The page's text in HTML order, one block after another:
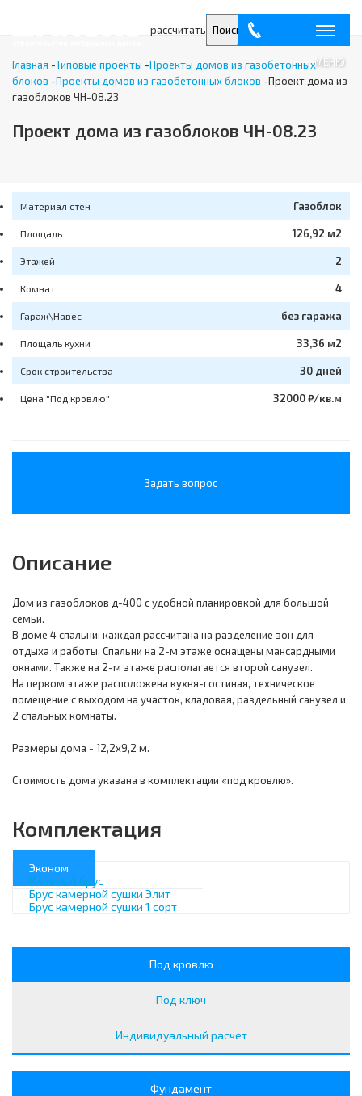
рассчитать
МЕНЮ
Поиск
Главная -Типовые проекты -Проекты домов из газобетонных
блоков -Проекты домов из газобетонных блоков -Проект дома из
газоблоков ЧН-08.23
Проект дома из газоблоков ЧН-08.23
Материал стен Газоблок
Площадь 126,92 м2
Этажей 2
Комнат 4
Гараж\Навес без гаража
Площаль кухни 33,36 м2
Срок строительства 30 дней
Цена "Под кровлю" 32000 ₽/кв.м
Задать вопрос
Описание
Дом из газоблоков д-400 с удобной планировкой для большой
семьи.
В доме 4 спальни: каждая рассчитана на разделение зон для
отдыха и работы. Спальни на 2-м этаже оснащены мансардными
окнами. Также на 2-м этаже располагается второй санузел.
На первом этаже расположена кухня-гостиная, техническое
помещение с выходом на участок, кладовая, раздельный санузел и
2 спальных комнаты.
Размеры дома - 12,2х9,2 м.
Стоимость дома указана в комплектации «под кровлю».
Комплектация
Эконом
Клееный брус
Брус камерной сушки Элит
Брус камерной сушки 1 сорт
Под кровлю
Под ключ
Индивидуальный расчет
Фундамент